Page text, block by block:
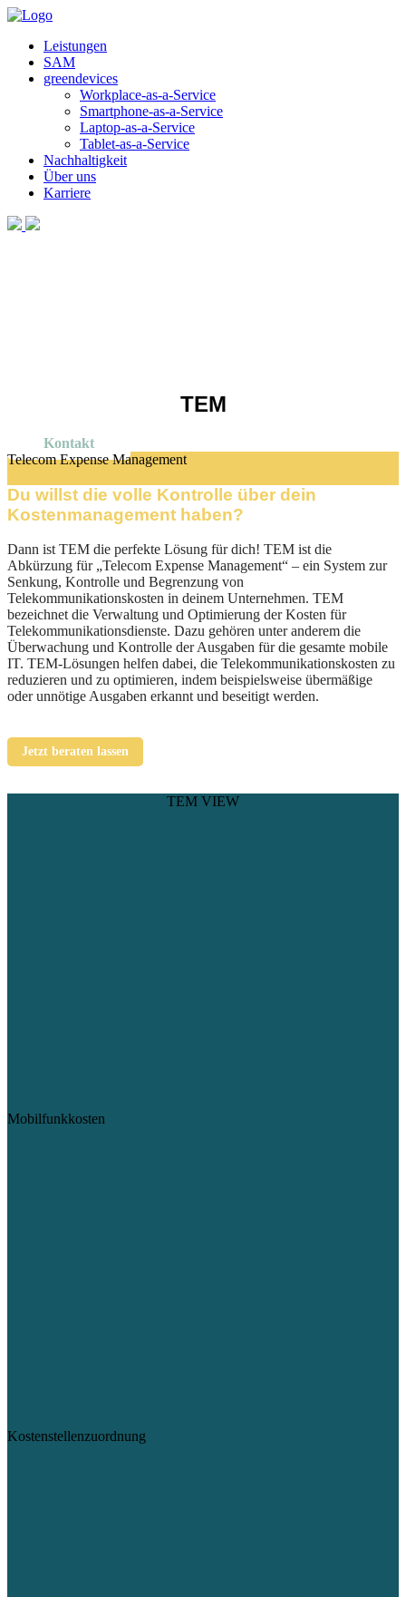
Leistungen
SAM
greendevices
Workplace-as-a-Service
Smartphone-as-a-Service
Laptop-as-a-Service
Tablet-as-a-Service
Nachhaltigkeit
Über uns
Karriere
TEM
Kontakt
Telecom Expense Management
Du willst die volle Kontrolle über dein
Kostenmanagement haben?
Dann ist TEM die perfekte Lösung für dich! TEM ist die
Abkürzung für „Telecom Expense Management“ – ein System zur
Senkung, Kontrolle und Begrenzung von
Telekommunikationskosten in deinem Unternehmen. TEM
bezeichnet die Verwaltung und Optimierung der Kosten für
Telekommunikationsdienste. Dazu gehören unter anderem die
Überwachung und Kontrolle der Ausgaben für die gesamte mobile
IT. TEM-Lösungen helfen dabei, die Telekommunikationskosten zu
reduzieren und zu optimieren, indem beispielsweise übermäßige
oder unnötige Ausgaben erkannt und beseitigt werden.
Jetzt beraten lassen
TEM VIEW
Mobilfunkkosten
Kostenstellenzuordnung